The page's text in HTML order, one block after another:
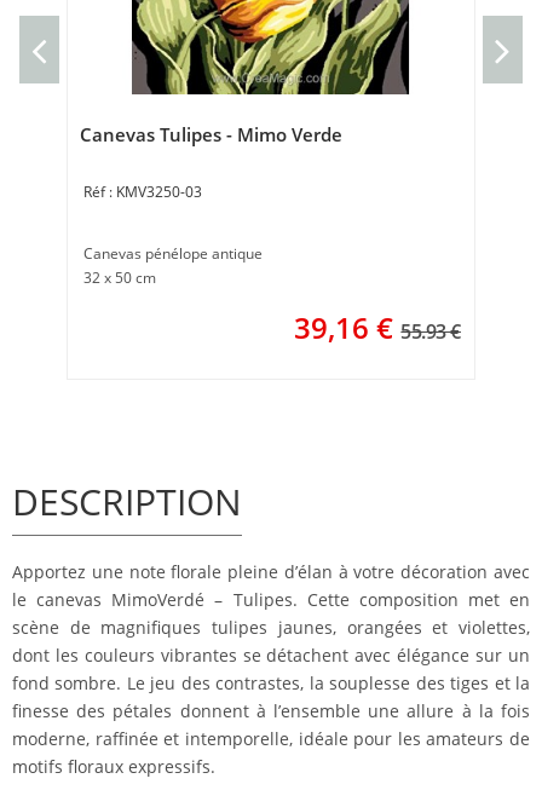
Canevas Tulipes - Mimo Verde
KMV3250-03
Canevas pénélope antique
32 x 50 cm
39,16 € 55.93 €
DESCRIPTION
Apportez une note florale pleine d’élan à votre décoration avec
le canevas MimoVerdé – Tulipes. Cette composition met en
scène de magnifiques tulipes jaunes, orangées et violettes,
dont les couleurs vibrantes se détachent avec élégance sur un
fond sombre. Le jeu des contrastes, la souplesse des tiges et la
finesse des pétales donnent à l’ensemble une allure à la fois
moderne, raffinée et intemporelle, idéale pour les amateurs de
motifs floraux expressifs.